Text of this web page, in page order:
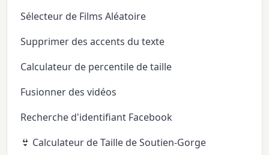
Sélecteur de Films Aléatoire
Supprimer des accents du texte
Calculateur de percentile de taille
Fusionner des vidéos
Recherche d'identifiant Facebook
👙 Calculateur de Taille de Soutien-Gorge